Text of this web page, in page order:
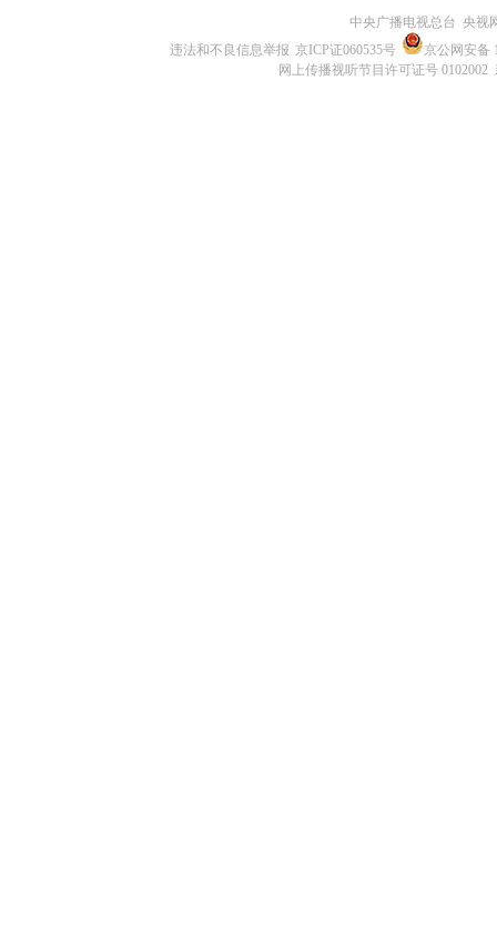
中央广播电视总台 央视
违法和不良信息举报 京ICP证060535号
京公网安备
网上传播视听节目许可证号 0102002